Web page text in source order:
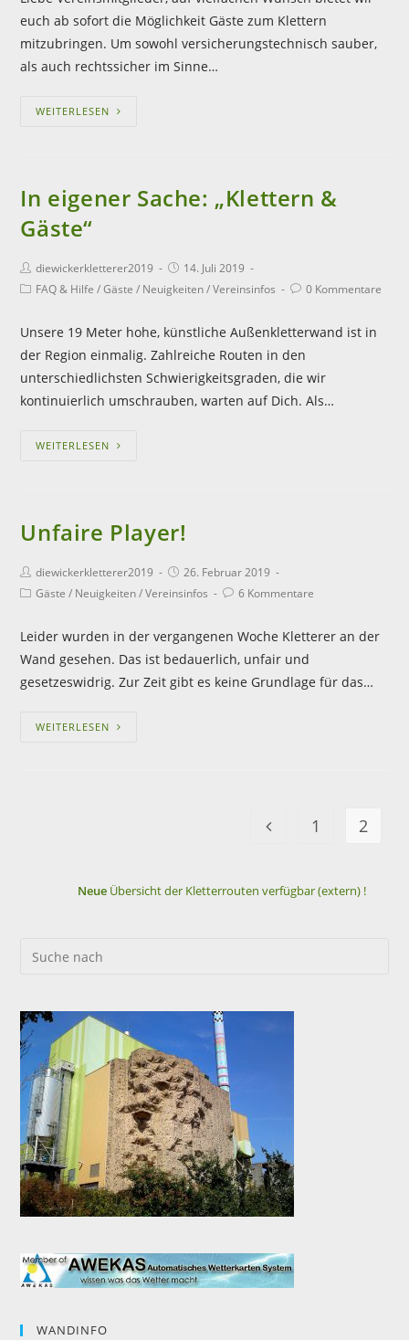
euch ab sofort die Möglichkeit Gäste zum Klettern
mitzubringen. Um sowohl versicherungstechnisch sauber,
als auch rechtssicher im Sinne…
WEITERLESEN
In eigener Sache: „Klettern &
Gäste“
diewickerkletterer2019
14. Juli 2019
FAQ & Hilfe /Gäste / Neuigkeiten/Vereinsinfos 0 Kommentare
Unsere 19 Meter hohe, künstliche Außenkletterwand ist in
der Region einmalig. Zahlreiche Routen in den
unterschiedlichsten Schwierigkeitsgraden, die wir
kontinuierlich umschrauben, warten auf Dich. Als…
WEITERLESEN
Unfaire Player!
diewickerkletterer2019
26. Februar 2019
Gäste / Neuigkeiten/Vereinsinfos 6 Kommentare
Leider wurden in der vergangenen Woche Kletterer an der
Wand gesehen. Das ist bedauerlich, unfair und
gesetzeswidrig. Zur Zeit gibt es keine Grundlage für das…
WEITERLESEN
1 2
NeueÜbersicht der Kletterrouten verfügbar (extern) !
WANDINFO